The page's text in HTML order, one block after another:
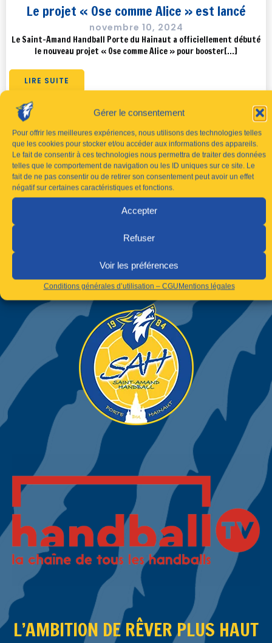
Gérer le consentement
Pour offrir les meilleures expériences, nous utilisons des technologies telles
que les cookies pour stocker et/ou accéder aux informations des appareils.
Le fait de consentir à ces technologies nous permettra de traiter des données
telles que le comportement de navigation ou les ID uniques sur ce site. Le
fait de ne pas consentir ou de retirer son consentement peut avoir un effet
négatif sur certaines caractéristiques et fonctions.
Accepter
Refuser
Voir les préférences
Conditions générales d’utilisation – CGUMentions légales
Le projet « Ose comme Alice » est lancé
novembre 10, 2024
Le Saint-Amand Handball Porte du Hainaut a officiellement débuté
le nouveau projet « Ose comme Alice » pour booster[…]
LIRE SUITE
L’AMBITION DE RÊVER PLUS HAUT